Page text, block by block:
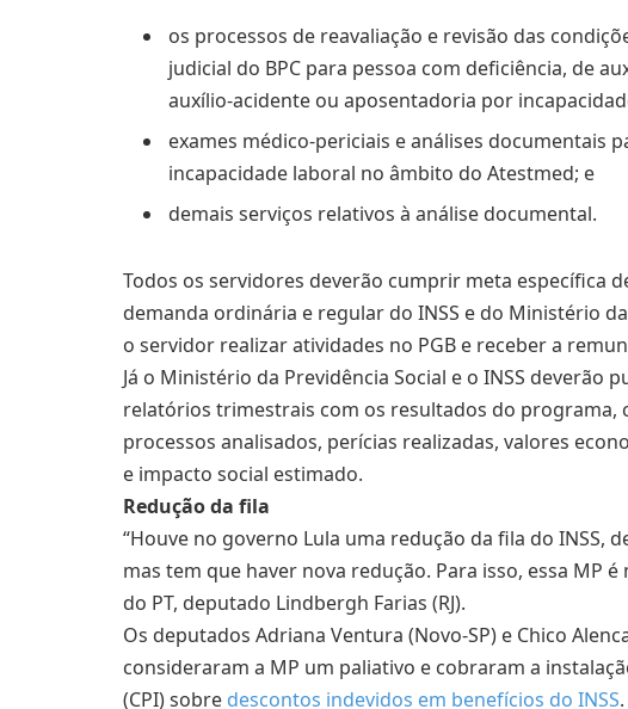
os processos de reavaliação e revisão das
judicial do BPC para pessoa com deficiência, de
auxílio-acidente ou aposentadoria por
exames médico-periciais e análises documentais
incapacidade laboral no âmbito do Atestmed; e
demais serviços relativos à análise documental.
Todos os servidores deverão cumprir meta específica
demanda ordinária e regular do INSS e do Ministério
o servidor realizar atividades no PGB e receber a
Já o Ministério da Previdência Social e o INSS deverão
relatórios trimestrais com os resultados do
processos analisados, perícias realizadas, valores
e impacto social estimado.
Redução da fila
“Houve no governo Lula uma redução da fila do INSS,
mas tem que haver nova redução. Para isso, essa MP
do PT, deputado Lindbergh Farias (RJ).
Os deputados Adriana Ventura (Novo-SP) e Chico
consideraram a MP um paliativo e cobraram a
(CPI) sobre descontos indevidos em benefícios do INSS.